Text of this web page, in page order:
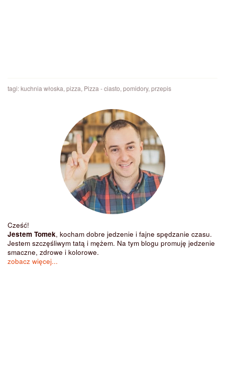
tagi:kuchnia włoska,pizza, Pizza - ciasto,pomidory,przepis
Cześć!
Jestem Tomek, kocham dobre jedzenie i fajne spędzanie czasu.
Jestem szczęśliwym tatą i mężem. Na tym blogu promuję jedzenie
smaczne, zdrowe i kolorowe.
zobacz więcej...